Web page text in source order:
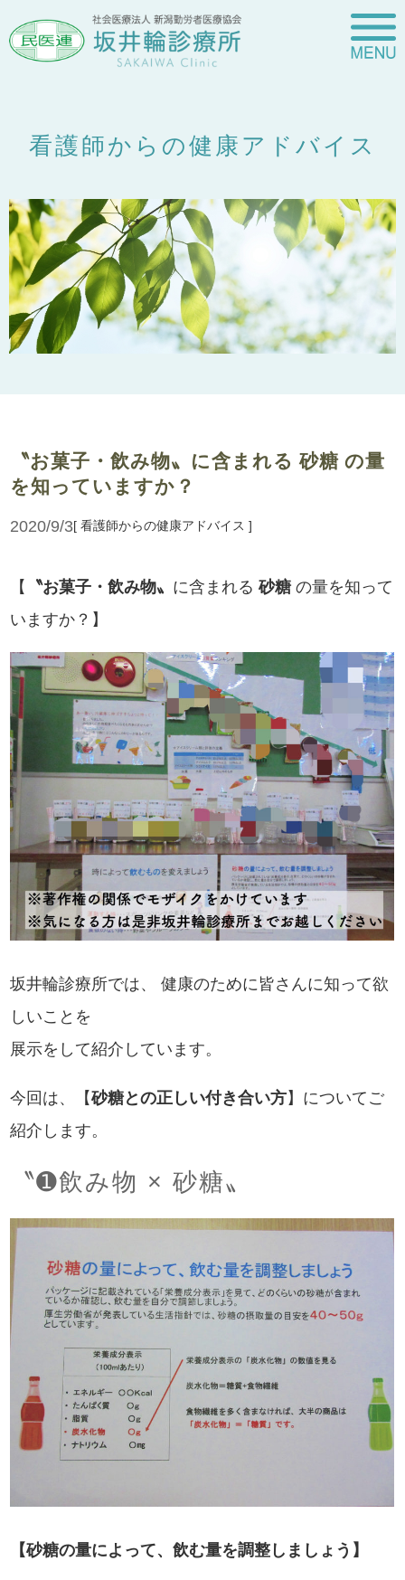
看護師からの健康アドバイス
〝お菓子・飲み物〟に含まれる 砂糖 の量
を知っていますか？
2020/9/3[ 看護師からの健康アドバイス ]
【 〝お菓子・飲み物〟 に含まれる砂糖の量を知って
いますか？】
坂井輪診療所では、 健康のために皆さんに知って欲
しいことを
展示をして紹介しています。
今回は、【砂糖との正しい付き合い方】についてご
紹介します。
〝➊飲み物 × 砂糖〟
【砂糖の量によって、飲む量を調整しましょう】